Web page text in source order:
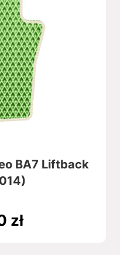
BA7 Liftback
zł